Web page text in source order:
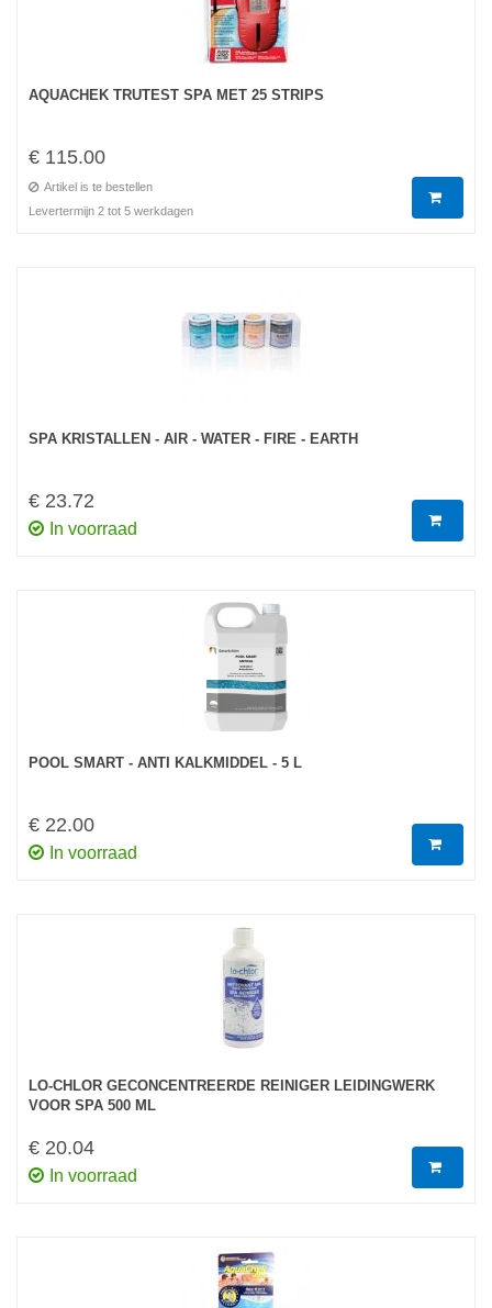
AQUACHEK TRUTEST SPA MET 25 STRIPS
€ 115.00
Artikel is te bestellen
Levertermijn 2 tot 5 werkdagen
SPA KRISTALLEN - AIR - WATER - FIRE - EARTH
€ 23.72
In voorraad
POOL SMART - ANTI KALKMIDDEL - 5 L
€ 22.00
In voorraad
LO-CHLOR GECONCENTREERDE REINIGER LEIDINGWERK
VOOR SPA 500 ML
€ 20.04
In voorraad